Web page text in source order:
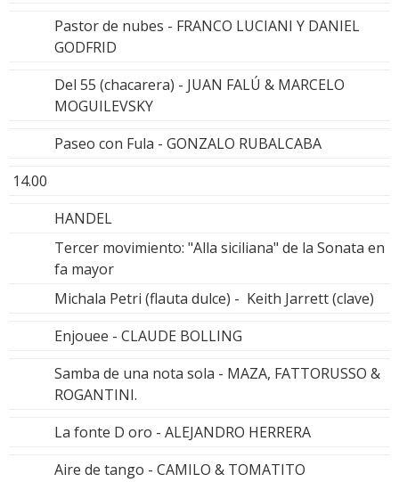
Pastor de nubes - FRANCO LUCIANI Y DANIEL
GODFRID
Del 55 (chacarera) - JUAN FALÚ & MARCELO
MOGUILEVSKY
Paseo con Fula - GONZALO RUBALCABA
14.00
HANDEL
Tercer movimiento: "Alla siciliana" de la Sonata en
fa mayor
Michala Petri (flauta dulce) - Keith Jarrett (clave)
Enjouee - CLAUDE BOLLING
Samba de una nota sola - MAZA, FATTORUSSO &
ROGANTINI.
La fonte D oro - ALEJANDRO HERRERA
Aire de tango - CAMILO & TOMATITO